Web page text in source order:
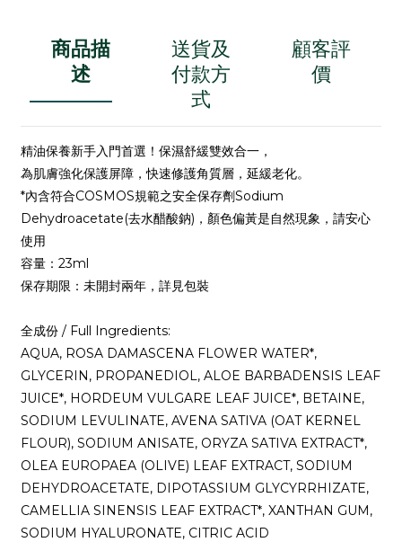
商品描
述
送貨及
付款方
式
顧客評
價
精油保養新手入門首選！保濕舒緩雙效合一，
為肌膚強化保護屏障，快速修護角質層，延緩老化。
*內含符合COSMOS規範之安全保存劑Sodium
Dehydroacetate(去水醋酸鈉)，顏色偏黃是自然現象，請安心
使用
容量：23ml
保存期限：未開封兩年，詳見包裝
全成份 / Full Ingredients:
AQUA, ROSA DAMASCENA FLOWER WATER*,
GLYCERIN, PROPANEDIOL, ALOE BARBADENSIS LEAF
JUICE*, HORDEUM VULGARE LEAF JUICE*, BETAINE,
SODIUM LEVULINATE, AVENA SATIVA (OAT KERNEL
FLOUR), SODIUM ANISATE, ORYZA SATIVA EXTRACT*,
OLEA EUROPAEA (OLIVE) LEAF EXTRACT, SODIUM
DEHYDROACETATE, DIPOTASSIUM GLYCYRRHIZATE,
CAMELLIA SINENSIS LEAF EXTRACT*, XANTHAN GUM,
SODIUM HYALURONATE, CITRIC ACID